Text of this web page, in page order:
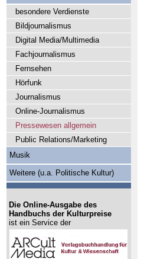
besondere Verdienste
Bildjournalismus
Digital Media/Multimedia
Fachjournalismus
Fernsehen
Hörfunk
Journalismus
Online-Journalismus
Pressewesen allgemein
Public Relations/Marketing
Musik
Weitere (u.a. Politische Kultur)
Die Online-Ausgabe des
Handbuchs der Kulturpreise
ist ein Service der